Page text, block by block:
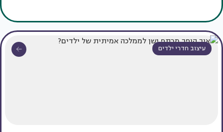
עיצוב חדרי ילדים